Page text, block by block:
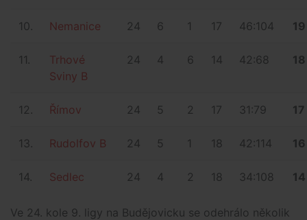
10. Nemanice 24 6 1 17 46:104 19
11.
Trhové
Sviny B
24 4 6 14 42:68 18
12. Římov 24 5 2 17 31:79 17
13. Rudolfov B 24 5 1 18 42:114 16
14. Sedlec 24 4 2 18 34:108 14
Ve 24. kole 9. ligy na Budějovicku se odehrálo několik